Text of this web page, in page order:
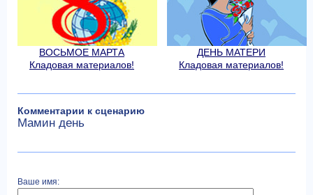
ВОСЬМОЕ МАРТА
Кладовая материалов!
ДЕНЬ МАТЕРИ
Кладовая материалов!
Комментарии к сценарию
Мамин день
Ваше имя: